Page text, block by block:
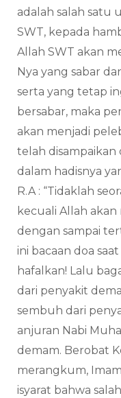
adalah salah satu
SWT, kepada
Allah SWT akan
Nya yang sabar
serta yang tetap
bersabar, maka
akan menjadi
telah disampaikan
dalam hadisnya
R.A : “Tidaklah
kecuali Allah
dengan sampai
ini bacaan doa
hafalkan! Lalu
dari penyakit
sembuh dari
anjuran Nabi
demam. Berobat
merangkum,
isyarat bahwa